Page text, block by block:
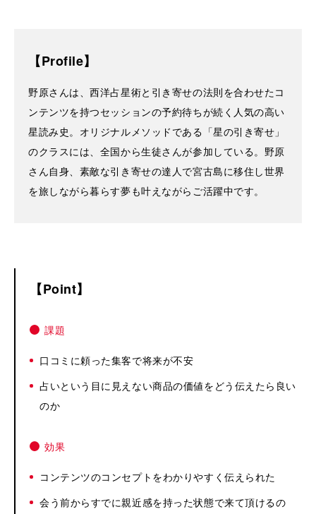
Profile
野原さんは、西洋占星術と引き寄せの法則を合わせたコ
ンテンツを持つセッションの予約待ちが続く人気の高い
星読み史。オリジナルメソッドである「星の引き寄せ」
のクラスには、全国から生徒さんが参加している。野原
さん自身、素敵な引き寄せの達人で宮古島に移住し世界
を旅しながら暮らす夢も叶えながらご活躍中です。
Point
課題
口コミに頼った集客で将来が不安
占いという目に見えない商品の価値をどう伝えたら良い
のか
効果
コンテンツのコンセプトをわかりやすく伝えられた
会う前からすでに親近感を持った状態で来て頂けるの